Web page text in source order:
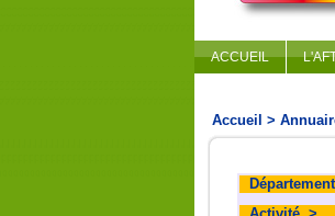
ACCUEIL
Accueil >
Département